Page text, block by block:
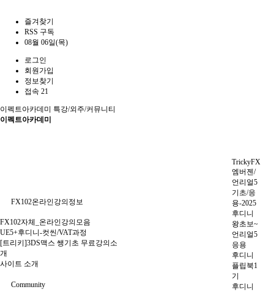
즐겨찾기
RSS 구독
08월 06일(목)
로그인
회원가입
정보찾기
접속 21
이펙트아카데미
특강/외주/커뮤니티
이펙트아카데미
FX102온라인강의정보
FX102자체_온라인강의모음
UE5+후디니-컷씬/VAT과정
[트리키]3DS맥스 쌩기초 무료강의소
개
사이트 소개
Community
TrickyFX
엠버젠/
언리얼5
기초/응
용-2025
후디니
왕초보~
언리얼5
응용
후디니
플립북1
기
후디니